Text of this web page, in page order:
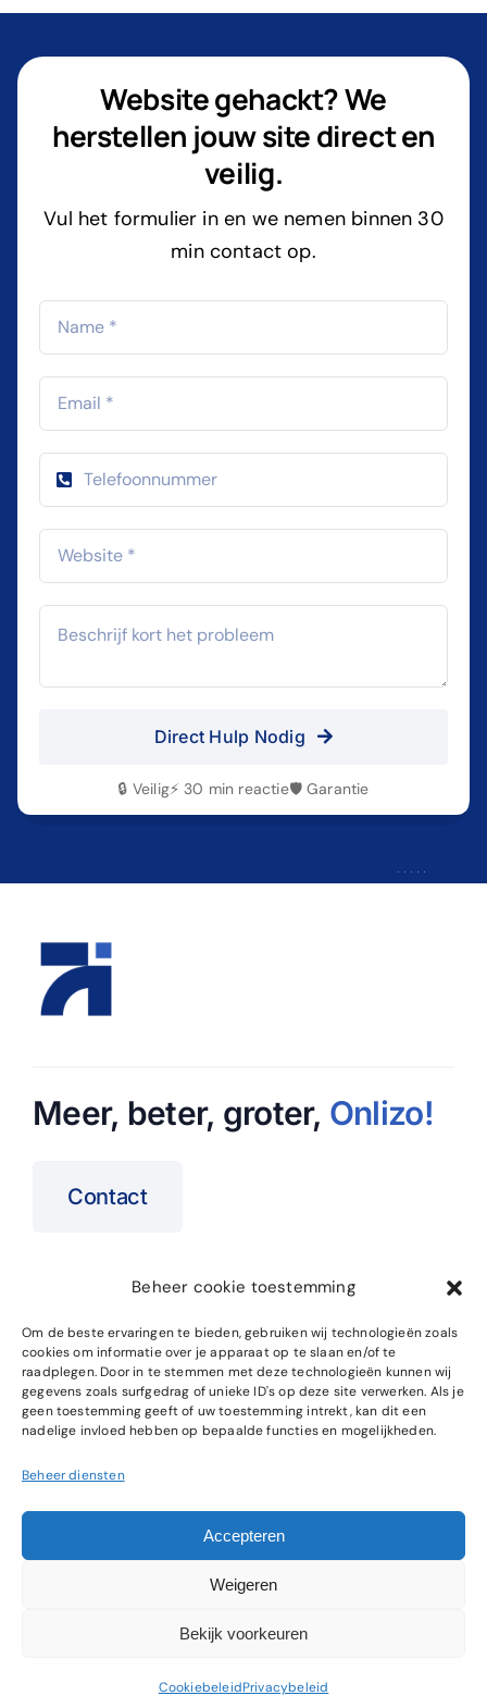
Beheer cookie toestemming
Om de beste ervaringen te bieden, gebruiken wij technologieën zoals
cookies om informatie over je apparaat op te slaan en/of te
raadplegen. Door in te stemmen met deze technologieën kunnen wij
gegevens zoals surfgedrag of unieke ID's op deze site verwerken. Als je
geen toestemming geeft of uw toestemming intrekt, kan dit een
nadelige invloed hebben op bepaalde functies en mogelijkheden.
Beheer diensten
Accepteren
Weigeren
Bekijk voorkeuren
CookiebeleidPrivacybeleid
Website gehackt? We
herstellen jouw site direct en
veilig.
Vul het formulier in en we nemen binnen 30
min contact op.
Direct Hulp Nodig
🔒 Veilig⚡ 30 min reactie🛡️ Garantie
Meer, beter, groter, Onlizo!
Contact
Over ons
Cases
Blog
Website Onderhoud
SEO Cursus
ALGEMENE VOORWAARDEN PRIVACYBELEID